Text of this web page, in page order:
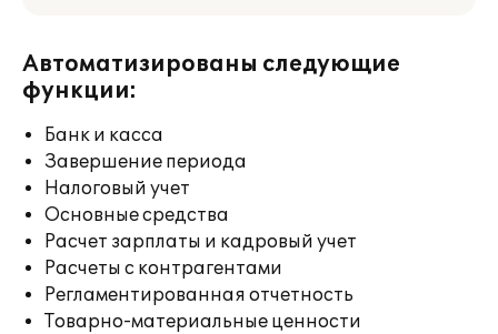
Автоматизированы следующие
функции:
Банк и касса
Завершение периода
Налоговый учет
Основные средства
Расчет зарплаты и кадровый учет
Расчеты с контрагентами
Регламентированная отчетность
Товарно-материальные ценности